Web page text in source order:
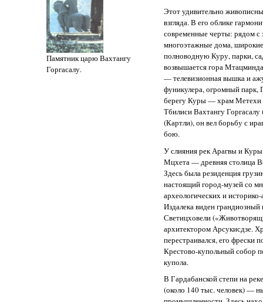
Памятник царю Вахтангу
Горгасалу.
Этот удивительно
взгляда. В его облике
современные черты: рядом
многоэтажные дома,
полноводную Куру, парки,
возвышается гора
— телевизионная вышка и
фуникулера, огромный парк,
берегу Куры — храм Метехи
Тбилиси Вахтангу
(Картли), он вел борьбу с
бою.
У слияния рек Арагвы и
Мцхета — древняя столица
Здесь была резиденция
настоящий город-музей со
археологических и
Издалека виден
Светицховели
архитектором Арсукисдзе.
перестраивался, его фрески
Крестово-купольный собор
купола.
В Гардабанской степи на
(около 140 тыс. человек) —